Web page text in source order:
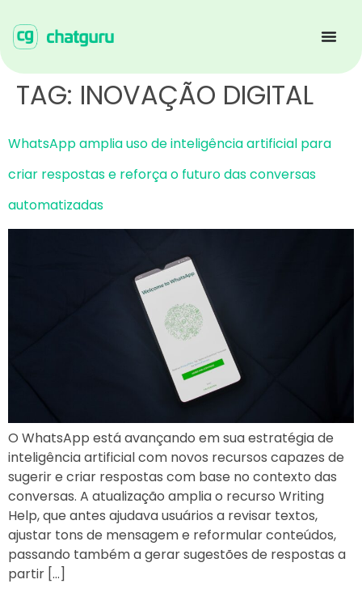
TAG: INOVAÇÃO DIGITAL
WhatsApp amplia uso de inteligência artificial para
criar respostas e reforça o futuro das conversas
automatizadas
O WhatsApp está avançando em sua estratégia de
inteligência artificial com novos recursos capazes de
sugerir e criar respostas com base no contexto das
conversas. A atualização amplia o recurso Writing
Help, que antes ajudava usuários a revisar textos,
ajustar tons de mensagem e reformular conteúdos,
passando também a gerar sugestões de respostas a
partir […]